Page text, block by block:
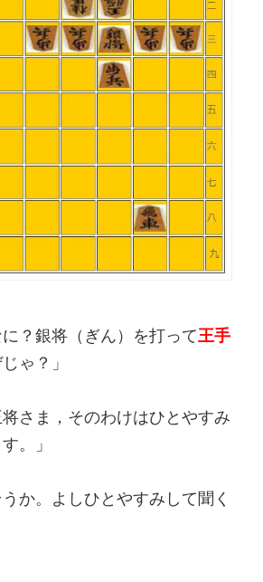
銀将（ぎん）を打って王手
ゃ？」
ま，そのわけはひとやすみ
。」
。よしひとやすみして聞く